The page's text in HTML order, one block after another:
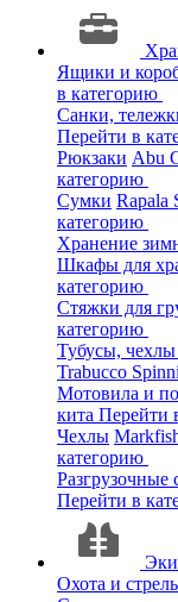
Ящики и
в категорию
Санки,
Перейти в
Рюкзаки Abu
категорию
Сумки Rapala
категорию
Хранение
Шкафы для
категорию
Стяжки для
категорию
Тубусы,
Trabucco
Мотовила и
кита Перейти
Чехлы
категорию
Разгрузочные
Перейти в
Охота и